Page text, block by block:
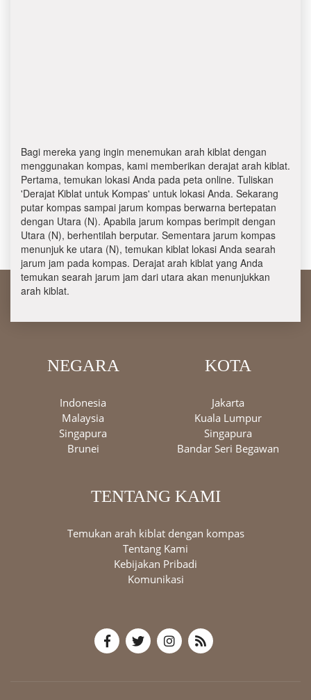
Bagi mereka yang ingin menemukan arah kiblat dengan
menggunakan kompas, kami memberikan derajat arah kiblat.
Pertama, temukan lokasi Anda pada peta online. Tuliskan
'Derajat Kiblat untuk Kompas' untuk lokasi Anda. Sekarang
putar kompas sampai jarum kompas berwarna bertepatan
dengan Utara (N). Apabila jarum kompas berimpit dengan
Utara (N), berhentilah berputar. Sementara jarum kompas
menunjuk ke utara (N), temukan kiblat lokasi Anda searah
jarum jam pada kompas. Derajat arah kiblat yang Anda
temukan searah jarum jam dari utara akan menunjukkan
arah kiblat.
NEGARA
Indonesia
Malaysia
Singapura
Brunei
KOTA
Jakarta
Kuala Lumpur
Singapura
Bandar Seri Begawan
TENTANG KAMI
Temukan arah kiblat dengan kompas
Tentang Kami
Kebijakan Pribadi
Komunikasi